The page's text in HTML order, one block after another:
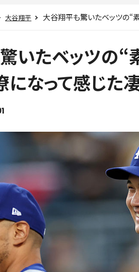
大谷翔平 大谷翔平も驚いたベッツの“素
いたベッツの“
なって感じた